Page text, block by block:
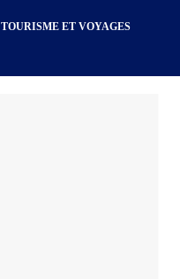
TOURISME ET VOYAGES